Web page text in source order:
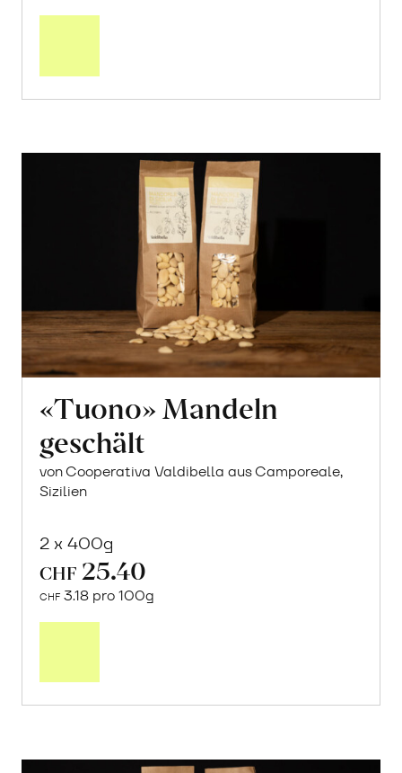
«Tuono» Mandeln
geschält
von Cooperativa Valdibella aus Camporeale,
Sizilien
2 x 400g
CHF 25.40
CHF 3.18 pro 100g